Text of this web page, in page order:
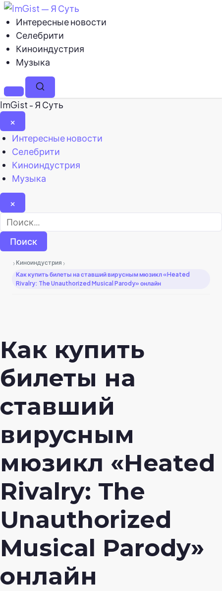
Интересные новости
Селебрити
Киноиндустрия
Музыка
МенюПоиск
ImGist - Я Суть
×
Закрыть
меню
Интересные новости
Селебрити
Киноиндустрия
Музыка
×
Найти:
› Киноиндустрия ›
Как купить билеты на ставший вирусным мюзикл «Heated
Rivalry: The Unauthorized Musical Parody» онлайн
Как купить
билеты на
ставший
вирусным
мюзикл «Heated
Rivalry: The
Unauthorized
Musical Parody»
онлайн